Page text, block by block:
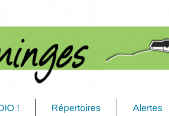
! Répertoires Alertes